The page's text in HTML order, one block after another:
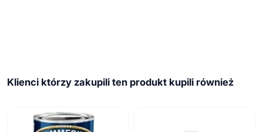
Klienci którzy zakupili ten produkt kupili również